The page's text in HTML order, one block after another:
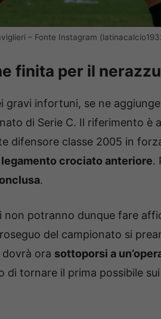
– Fonte Instagram
finita per il
gravi infortuni, se ne
di Serie C. Il riferimento è a
difensore classe 2005 in
crociato anteriore.
.
non potranno dunque fare
del campionato si
dovrà ora sottoporsi a
di tornare il prima possibile